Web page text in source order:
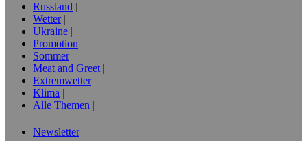
Russland
Wetter
Ukraine
Promotion
Sommer
Meat and Greet
Extremwetter
Klima
Alle Themen
Newsletter